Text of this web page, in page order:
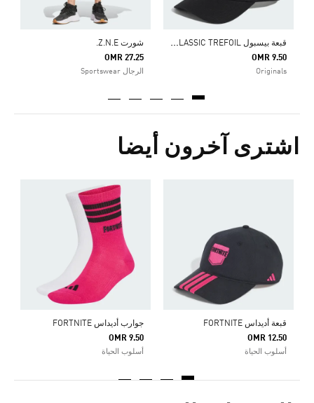
ق
بعة بيسبول ADICOLOR CLASSIC TREFOIL
OMR 9.50
Originals
شورت Z.N.E.
OMR 27.25
الرجال Sportswear
اشترى آخرون أيضا
قبعة أديداس FORTNITE
OMR 12.50
أسلوب الحياة
جوارب أديداس FORTNITE
OMR 9.50
أسلوب الحياة